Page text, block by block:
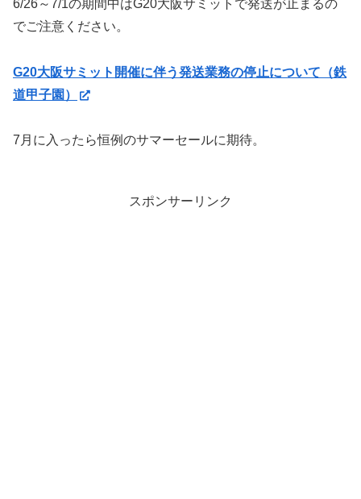
6/26～7/1の期間中はG20大阪サミットで発送が止まるの
でご注意ください。
G20大阪サミット開催に伴う発送業務の停止について（鉄
道甲子園）
7月に入ったら恒例のサマーセールに期待。
スポンサーリンク